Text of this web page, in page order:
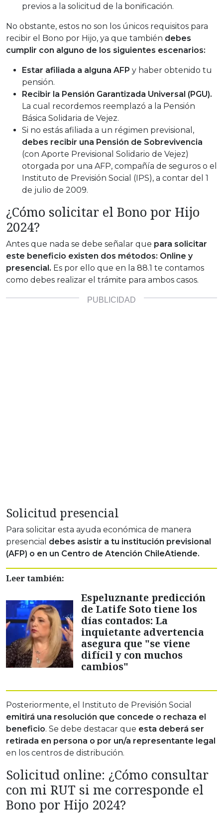
previos a la solicitud de la bonificación.
No obstante, estos no son los únicos requisitos para
recibir el Bono por Hijo, ya que también debes
cumplir con alguno de los siguientes escenarios:
Estar afiliada a alguna AFP y haber obtenido tu
pensión.
Recibir la Pensión Garantizada Universal (PGU).
La cual recordemos reemplazó a la Pensión
Básica Solidaria de Vejez.
Si no estás afiliada a un régimen previsional,
debes recibir una Pensión de Sobrevivencia
(con Aporte Previsional Solidario de Vejez)
otorgada por una AFP, compañía de seguros o el
Instituto de Previsión Social (IPS), a contar del 1
de julio de 2009.
¿Cómo solicitar el Bono por Hijo
2024?
Antes que nada se debe señalar que para solicitar
este beneficio existen dos métodos: Online y
presencial. Es por ello que en la 88.1 te contamos
como debes realizar el trámite para ambos casos.
Solicitud presencial
Para solicitar esta ayuda económica de manera
presencial debes asistir a tu institución previsional
(AFP) o en un Centro de Atención ChileAtiende.
Leer también:
Espeluznante predicción
de Latife Soto tiene los
días contados: La
inquietante advertencia
asegura que "se viene
difícil y con muchos
cambios"
Posteriormente, el Instituto de Previsión Social
emitirá una resolución que concede o rechaza el
beneficio. Se debe destacar que esta deberá ser
retirada en persona o por un/a representante legal
en los centros de distribución.
Solicitud online: ¿Cómo consultar
con mi RUT si me corresponde el
Bono por Hijo 2024?